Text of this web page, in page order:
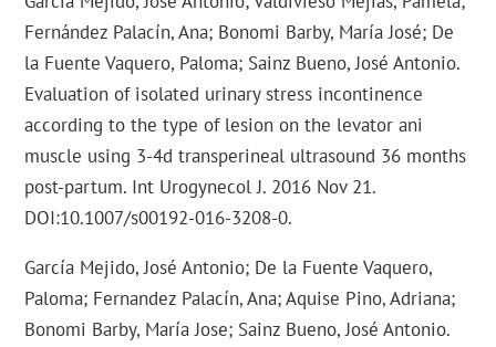
Fernández Palacín, Ana; Bonomi Barby, María José; De
la Fuente Vaquero, Paloma; Sainz Bueno, José Antonio.
Evaluation of isolated urinary stress incontinence
according to the type of lesion on the levator ani
muscle using 3-4d transperineal ultrasound 36 months
post-partum. Int Urogynecol J. 2016 Nov 21.
DOI:10.1007/s00192-016-3208-0.
García Mejido, José Antonio; De la Fuente Vaquero,
Paloma; Fernandez Palacín, Ana; Aquise Pino, Adriana;
Bonomi Barby, María Jose; Sainz Bueno, José Antonio.